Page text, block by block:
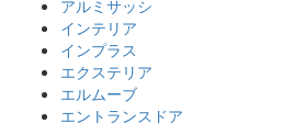
アルミサッシ
インテリア
インプラス
エクステリア
エルムーブ
エントランスドア